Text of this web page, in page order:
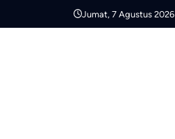
Jumat, 7 Agustus 2026